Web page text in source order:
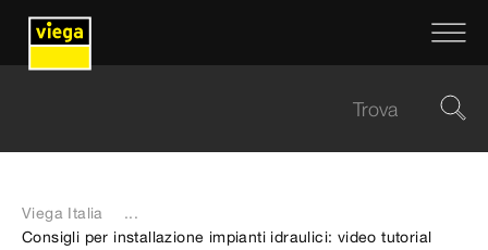
Viega Italia
...
Consigli per installazione impianti idraulici: video tutorial